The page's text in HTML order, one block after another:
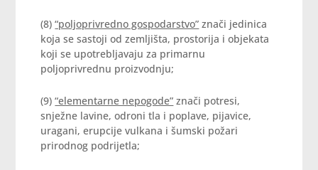
(8)“poljoprivredno gospodarstvo” znači jedinica
koja se sastoji od zemljišta, prostorija i objekata
koji se upotrebljavaju za primarnu
poljoprivrednu proizvodnju;
(9)“elementarne nepogode” znači potresi,
snježne lavine, odroni tla i poplave, pijavice,
uragani, erupcije vulkana i šumski požari
prirodnog podrijetla;